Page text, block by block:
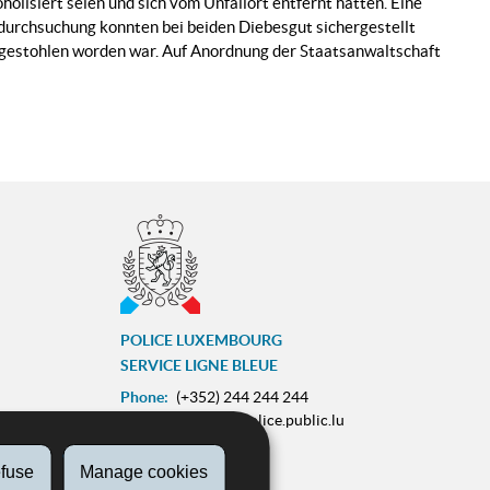
Manage cookies
konnten bei beiden Diebesgut sichergestellt
worden war. Auf Anordnung der Staatsanwaltschaft
POLICE LUXEMBOURG
SERVICE LIGNE BLEUE
Phone: (+352) 244 244 244
contact@police.public.lu
Urgences : 113
ZESUMME FIR IECH